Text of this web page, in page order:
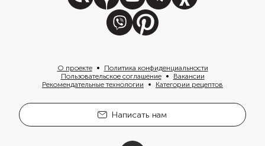
О проекте
Политика конфиденциальности
Пользовательское соглашение
Вакансии
Рекомендательные технологии
Категории рецептов
Написать нам